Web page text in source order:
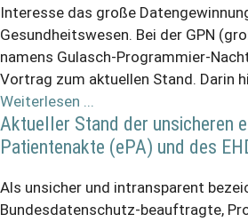
Interesse das große
Gesundheitswesen. Bei der GPN
namens Gulasch-Programmier-
Vortrag zum aktuellen Stand. Darin
Weiterlesen ...
Aktueller Stand der unsicheren
Patientenakte (ePA) und des
Als unsicher und intransparent
Bundesdatenschutz-beauftragte,